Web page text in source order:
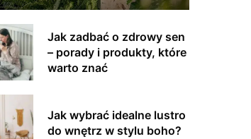
Jak zadbać o zdrowy sen
– porady i produkty, które
warto znać
Jak wybrać idealne lustro
do wnętrz w stylu boho?